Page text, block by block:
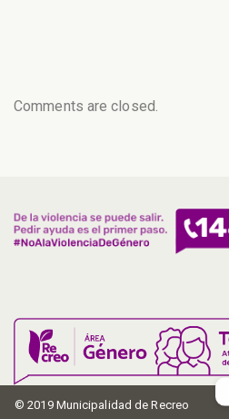
Comments are closed.
© 2019 Municipalidad de Recreo